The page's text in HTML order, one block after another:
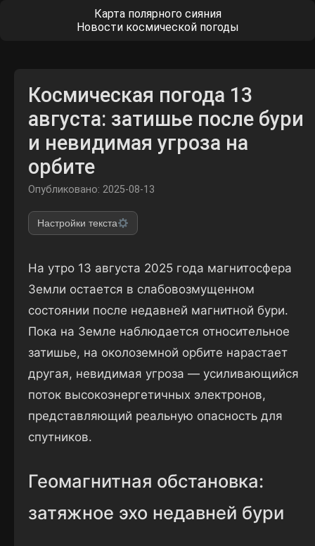
Карта полярного сияния
Новости космической погоды
Космическая погода 13
августа: затишье после бури
и невидимая угроза на
орбите
Опубликовано: 2025-08-13
Настройки текста
На утро 13 августа 2025 года магнитосфера
Земли остается в слабовозмущенном
состоянии после недавней магнитной бури.
Пока на Земле наблюдается относительное
затишье, на околоземной орбите нарастает
другая, невидимая угроза — усиливающийся
поток высокоэнергетичных электронов,
представляющий реальную опасность для
спутников.
Геомагнитная обстановка:
затяжное эхо недавней бури